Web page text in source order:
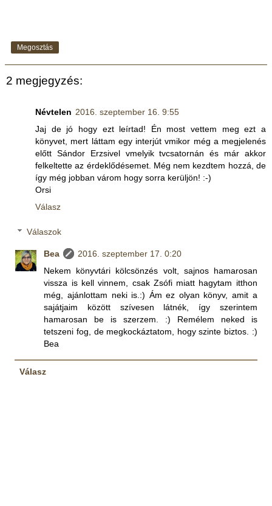
Megosztás
2 megjegyzés:
Névtelen 2016. szeptember 16. 9:55
Jaj de jó hogy ezt leírtad! Én most vettem meg ezt a
könyvet, mert láttam egy interjút vmikor még a megjelenés
előtt Sándor Erzsivel vmelyik tvcsatornán és már akkor
felkeltette az érdeklődésemet. Még nem kezdtem hozzá, de
így még jobban várom hogy sorra kerüljön! :-)
Orsi
Válasz
Válaszok
Bea
2016. szeptember 17. 0:20
Nekem könyvtári kölcsönzés volt, sajnos hamarosan
vissza is kell vinnem, csak Zsófi miatt hagytam itthon
még, ajánlottam neki is.:) Ám ez olyan könyv, amit a
sajátjaim között szívesen látnék, így szerintem
hamarosan be is szerzem. :) Remélem neked is
tetszeni fog, de megkockáztatom, hogy szinte biztos. :)
Bea
Válasz